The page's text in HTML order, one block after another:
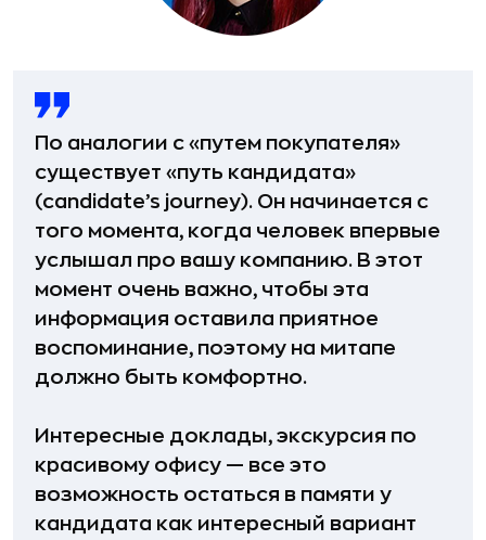
По аналогии с «путем покупателя»
существует «путь кандидата»
(candidate’s journey). Он начинается с
того момента, когда человек впервые
услышал про вашу компанию. В этот
момент очень важно, чтобы эта
информация оставила приятное
воспоминание, поэтому на митапе
должно быть комфортно.
Интересные доклады, экскурсия по
красивому офису — все это
возможность остаться в памяти у
кандидата как интересный вариант